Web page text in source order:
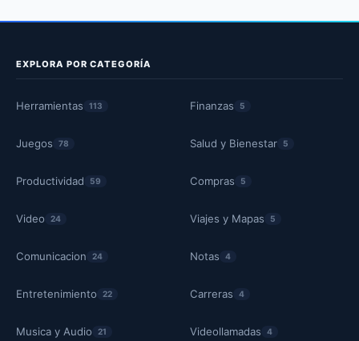
EXPLORA POR CATEGORÍA
Herramientas 113
Juegos 78
Productividad 59
Video 24
Comunicacion 24
Entretenimiento 22
Musica y Audio 21
Finanzas 5
Salud y Bienestar 5
Compras 5
Viajes y Mapas 5
Notas 4
Carreras 4
Videollamadas 4